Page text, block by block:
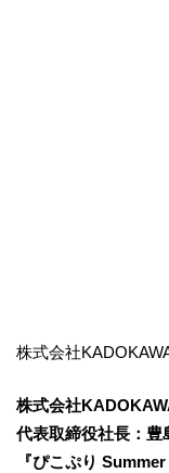
株式会社
株式会社
代表取締役社長：豊
『ぴこぷり